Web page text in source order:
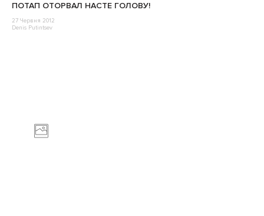
ПОТАП ОТОРВАЛ НАСТЕ ГОЛОВУ!
27 Червня 2012
Denis Putintsev